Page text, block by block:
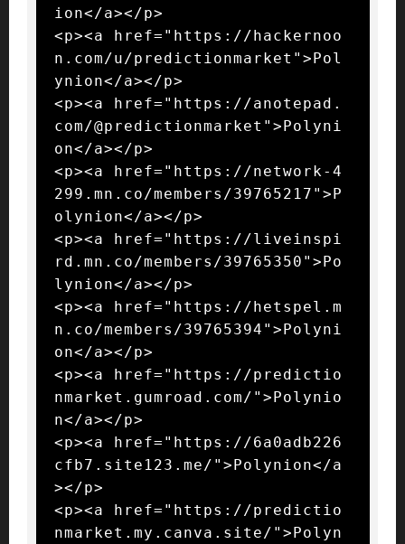
ion</a></p>
<p><a href="https://hackernoo
n.com/u/predictionmarket">Pol
ynion</a></p>
<p><a href="https://anotepad.
com/@predictionmarket">Polyni
on</a></p>
<p><a href="https://network-4
299.mn.co/members/39765217">P
olynion</a></p>
<p><a href="https://liveinspi
rd.mn.co/members/39765350">Po
lynion</a></p>
<p><a href="https://hetspel.m
n.co/members/39765394">Polyni
on</a></p>
<p><a href="https://predictio
nmarket.gumroad.com/">Polynio
n</a></p>
<p><a href="https://6a0adb226
cfb7.site123.me/">Polynion</a
></p>
<p><a href="https://predictio
nmarket.my.canva.site/">Polyn